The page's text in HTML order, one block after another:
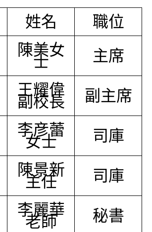
姓名
職位
陳美女
士 主席
王耀偉
副校長 副主席
李彦蕾
女士 司庫
陳景新
主任 司庫
李麗華
老師 秘書